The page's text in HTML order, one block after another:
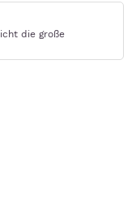
die große